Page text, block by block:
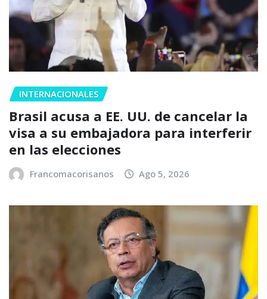
INTERNACIONALES
Brasil acusa a EE. UU. de cancelar la
visa a su embajadora para interferir
en las elecciones
Francomacorisanos Ago 5, 2026